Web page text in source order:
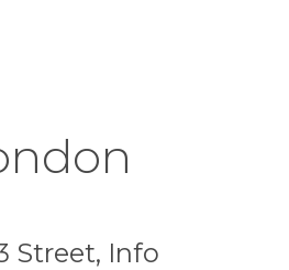
Street, Info